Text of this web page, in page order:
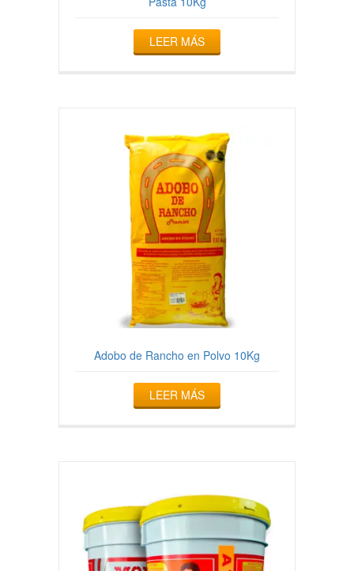
LEER MÁS
Adobo de Rancho en Polvo 10Kg
LEER MÁS